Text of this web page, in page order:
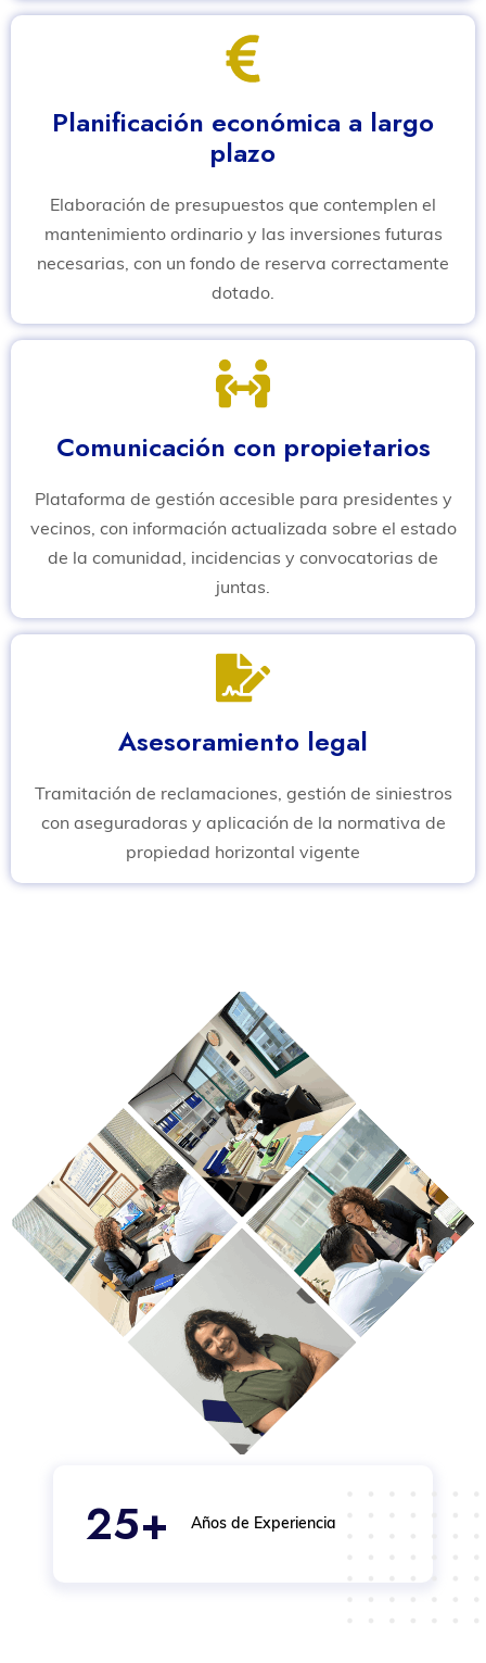
Planificación económica a largo
plazo
Elaboración de presupuestos que contemplen el
mantenimiento ordinario y las inversiones futuras
necesarias, con un fondo de reserva correctamente
dotado.
Comunicación con propietarios
Plataforma de gestión accesible para presidentes y
vecinos, con información actualizada sobre el estado
de la comunidad, incidencias y convocatorias de
juntas.
Asesoramiento legal
Tramitación de reclamaciones, gestión de siniestros
con aseguradoras y aplicación de la normativa de
propiedad horizontal vigente
25+ Años de Experiencia